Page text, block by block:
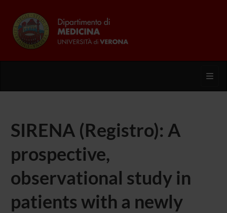
SIRENA (Registro): A
prospective,
observational study in
patients with a newly